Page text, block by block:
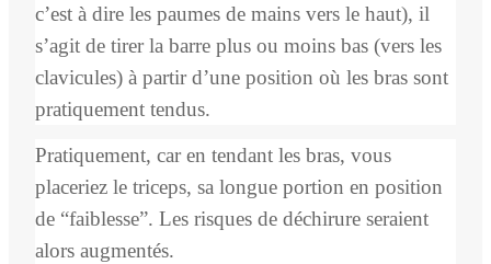
c’est à dire les paumes de mains vers le haut), il
s’agit de tirer la barre plus ou moins bas (vers les
clavicules) à partir d’une position où les bras sont
pratiquement tendus.
Pratiquement, car en tendant les bras, vous
placeriez le triceps, sa longue portion en position
de “faiblesse”. Les risques de déchirure seraient
alors augmentés.